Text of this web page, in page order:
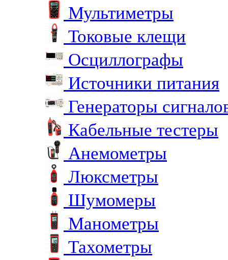
Мультиметры
Токовые клещи
Осциллографы
Источники питания
Генераторы
Кабельные тестеры
Анемометры
Люксметры
Шумомеры
Манометры
Тахометры